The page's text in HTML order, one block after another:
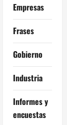
Empresas
Frases
Gobierno
Industria
Informes y
encuestas